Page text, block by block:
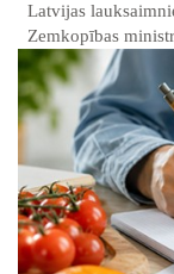
Latvijas
Zemkopības